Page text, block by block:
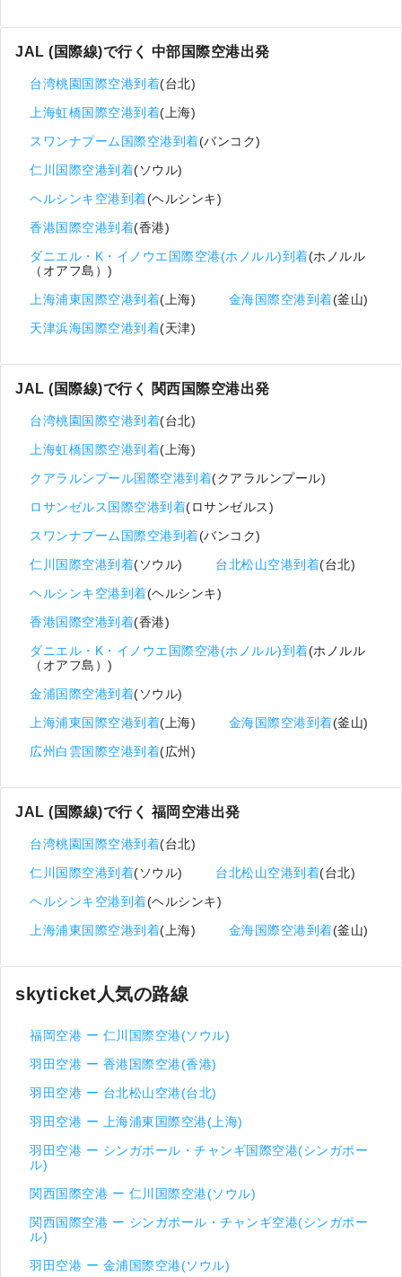
JAL (国際線)で行く 中部国際空港出発
台湾桃園国際空港到着(台北)
上海虹橋国際空港到着(上海)
スワンナプーム国際空港到着(バンコク)
仁川国際空港到着(ソウル)
ヘルシンキ空港到着(ヘルシンキ)
香港国際空港到着(香港)
ダニエル・K・イノウエ国際空港(ホノルル)到着(ホノルル
（オアフ島）)
上海浦東国際空港到着(上海) 金海国際空港到着(釜山)
天津浜海国際空港到着(天津)
JAL (国際線)で行く 関西国際空港出発
台湾桃園国際空港到着(台北)
上海虹橋国際空港到着(上海)
クアラルンプール国際空港到着(クアラルンプール)
ロサンゼルス国際空港到着(ロサンゼルス)
スワンナプーム国際空港到着(バンコク)
仁川国際空港到着(ソウル) 台北松山空港到着(台北)
ヘルシンキ空港到着(ヘルシンキ)
香港国際空港到着(香港)
ダニエル・K・イノウエ国際空港(ホノルル)到着(ホノルル
（オアフ島）)
金浦国際空港到着(ソウル)
上海浦東国際空港到着(上海) 金海国際空港到着(釜山)
広州白雲国際空港到着(広州)
JAL (国際線)で行く 福岡空港出発
台湾桃園国際空港到着(台北)
仁川国際空港到着(ソウル) 台北松山空港到着(台北)
ヘルシンキ空港到着(ヘルシンキ)
上海浦東国際空港到着(上海) 金海国際空港到着(釜山)
skyticket人気の路線
福岡空港 ー 仁川国際空港(ソウル)
羽田空港 ー 香港国際空港(香港)
羽田空港 ー 台北松山空港(台北)
羽田空港 ー 上海浦東国際空港(上海)
羽田空港 ー シンガポール・チャンギ国際空港(シンガポー
ル)
関西国際空港 ー 仁川国際空港(ソウル)
関西国際空港 ー シンガポール・チャンギ空港(シンガポー
ル)
羽田空港 ー 金浦国際空港(ソウル)